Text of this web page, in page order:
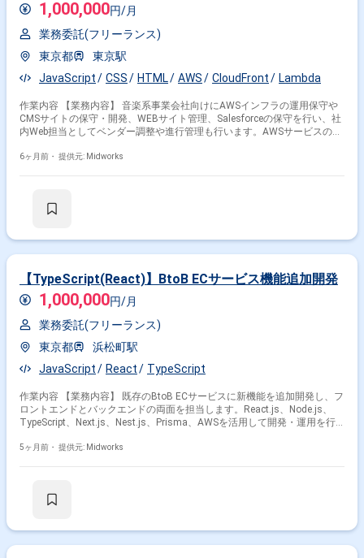
1,000,000円/月
業務委託(フリーランス)
東京都
東京駅
JavaScript
CSS HTML AWS CloudFront Lambda
作業内容 【業務内容】 音楽系事業会社向けにAWSインフラの運用保守や
CMSサイトの保守・開発、WEBサイト管理、Salesforceの保守を行い、社
内Web担当としてベンダー調整や進行管理も行います。AWSサービスの運
Salesforce運用業務も担当します。 【作業内容】 ・AWS EC2、RDS、
築・運用保守（尚可） ・独自CMSの保守、簡単なフロントエンド改修
6ヶ月前・ 提供元: Midworks
【TypeScript(React)】BtoB ECサービス機能追加開発
1,000,000円/月
業務委託(フリーランス)
東京都
浜松町駅
JavaScript
React TypeScript
作業内容 【業務内容】 既存のBtoB ECサービスに新機能を追加開発し、フ
ロントエンドとバックエンドの両面を担当します。React.js、Node.js、
TypeScript、Next.js、Nest.js、Prisma、AWSを活用して開発・運用を行
エンド開発 ・Node.js、TypeScript、Nest.js、Prismaを用いたバックエン
5ヶ月前・ 提供元: Midworks